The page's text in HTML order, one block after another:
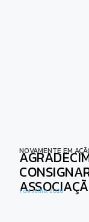
NOVAMENTE EM
1 de Julho, 2026